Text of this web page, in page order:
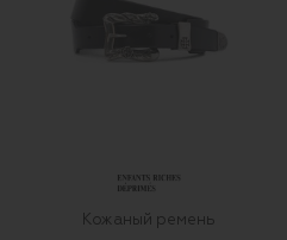
Кожаный ремень